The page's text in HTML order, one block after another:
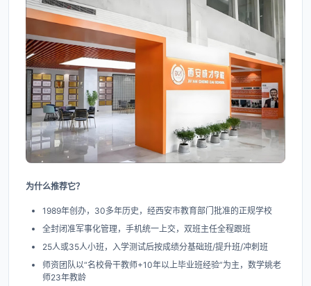
为什么推荐它？
1989年创办，30多年历史，经西安市教育部门批准的正规学校
全封闭准军事化管理，手机统一上交，双班主任全程跟班
25人或35人小班，入学测试后按成绩分基础班/提升班/冲刺班
师资团队以“名校骨干教师+10年以上毕业班经验”为主，数学姚老
师23年教龄